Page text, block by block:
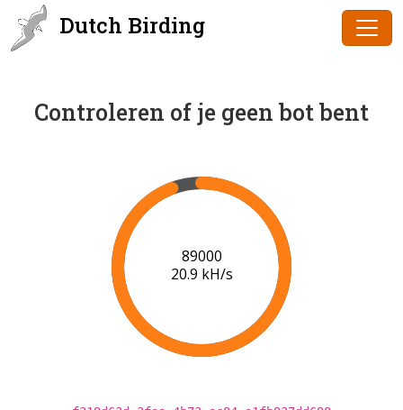
Dutch Birding
Controleren of je geen bot bent
91000
21.0 kH/s